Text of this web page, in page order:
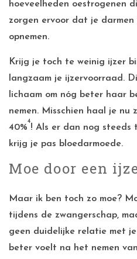
hoeveelheden oestrogenen
zorgen ervoor dat je darmen
opnemen.
Krijg je toch te weinig ijzer
langzaam je ijzervoorraad.
lichaam om nóg beter haar
nemen. Misschien haal je nu
40%
4
! Als er dan nog steeds
krijg je pas bloedarmoede.
Moe door een
Maar ik ben toch zo moe?
tijdens de zwangerschap,
geen duidelijke relatie met
beter voelt na het nemen